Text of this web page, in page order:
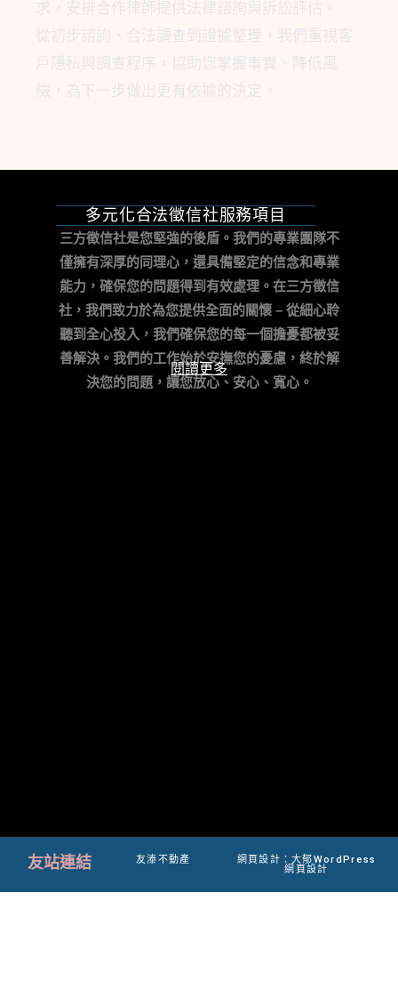
求，安排合作律師提供法律諮詢與訴訟評估。
從初步諮詢、合法調查到證據整理，我們重視客
戶隱私與調查程序，協助您掌握事實、降低風
險，為下一步做出更有依據的決定。
多元化合法徵信社服務項目
三方徵信社是您堅強的後盾。我們的專業團隊不
僅擁有深厚的同理心，還具備堅定的信念和專業
能力，確保您的問題得到有效處理。 在三方徵信
社，我們致力於為您提供全面的關懷 – 從細心聆
聽到全心投入，我們確保您的每一個擔憂都被妥
善解決。我們的工作始於安撫您的憂慮，終於解
決您的問題，讓您放心、安心、寬心。
閱讀更多
友站連結 友溙不動產
網頁設計：大郁WordPress
網頁設計